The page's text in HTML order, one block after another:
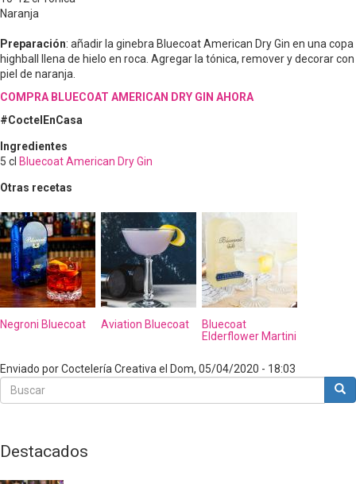
Naranja
Preparación: añadir la ginebra Bluecoat American Dry Gin en una copa
highball llena de hielo en roca. Agregar la tónica, remover y decorar con
piel de naranja.
COMPRA BLUECOAT AMERICAN DRY GIN AHORA
#CoctelEnCasa
Ingredientes
5 cl Bluecoat American Dry Gin
Otras recetas
Negroni Bluecoat Aviation Bluecoat
Bluecoat
Elderflower Martini
Enviado porCoctelería Creativael Dom, 05/04/2020 - 18:03
Buscar
Buscar
Destacados